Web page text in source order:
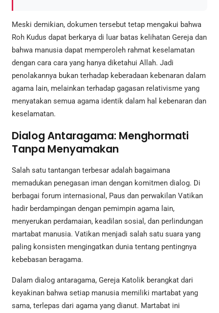
Meski demikian, dokumen tersebut tetap mengakui bahwa
Roh Kudus dapat berkarya di luar batas kelihatan Gereja dan
bahwa manusia dapat memperoleh rahmat keselamatan
dengan cara cara yang hanya diketahui Allah. Jadi
penolakannya bukan terhadap keberadaan kebenaran dalam
agama lain, melainkan terhadap gagasan relativisme yang
menyatakan semua agama identik dalam hal kebenaran dan
keselamatan.
Dialog Antaragama: Menghormati
Tanpa Menyamakan
Salah satu tantangan terbesar adalah bagaimana
memadukan penegasan iman dengan komitmen dialog. Di
berbagai forum internasional, Paus dan perwakilan Vatikan
hadir berdampingan dengan pemimpin agama lain,
menyerukan perdamaian, keadilan sosial, dan perlindungan
martabat manusia. Vatikan menjadi salah satu suara yang
paling konsisten mengingatkan dunia tentang pentingnya
kebebasan beragama.
Dalam dialog antaragama, Gereja Katolik berangkat dari
keyakinan bahwa setiap manusia memiliki martabat yang
sama, terlepas dari agama yang dianut. Martabat ini